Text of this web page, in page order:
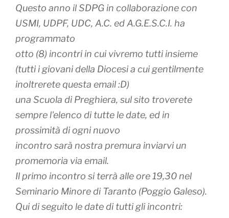
Questo anno il SDPG in collaborazione con
USMI, UDPF, UDC, A.C. ed A.G.E.S.C.I. ha
programmato
otto (8) incontri in cui vivremo tutti insieme
(tutti i giovani della Diocesi a cui gentilmente
inoltrerete questa email :D)
una Scuola di Preghiera, sul sito troverete
sempre l'elenco di tutte le date, ed in
prossimità di ogni nuovo
incontro sarà nostra premura inviarvi un
promemoria via email.
Il primo incontro si terrà alle ore 19,30 nel
Seminario Minore di Taranto (Poggio Galeso).
Qui di seguito le date di tutti gli incontri: